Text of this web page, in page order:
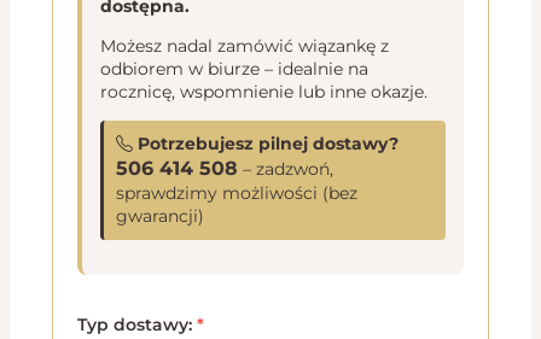
dostępna.
Możesz nadal zamówić wiązankę z
odbiorem w biurze – idealnie na
rocznicę, wspomnienie lub inne okazje.
Potrzebujesz pilnej dostawy?
506 414 508 – zadzwoń,
sprawdzimy możliwości (bez
gwarancji)
Typ dostawy: *